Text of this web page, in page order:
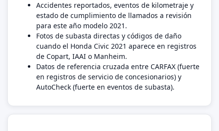
Accidentes reportados, eventos de kilometraje y
estado de cumplimiento de llamados a revisión
para este año modelo 2021.
Fotos de subasta directas y códigos de daño
cuando el Honda Civic 2021 aparece en registros
de Copart, IAAI o Manheim.
Datos de referencia cruzada entre CARFAX (fuerte
en registros de servicio de concesionarios) y
AutoCheck (fuerte en eventos de subasta).